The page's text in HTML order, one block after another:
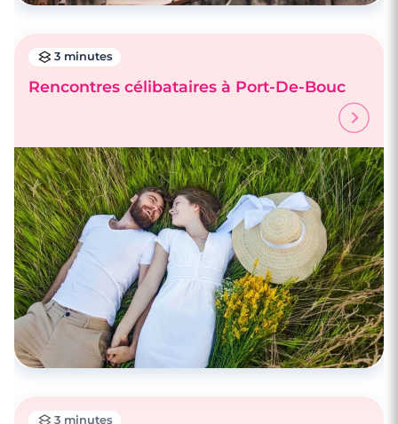
4 minutes
Rencontrez des célibataires à Aix-en-
Provence
3 minutes
Rencontres célibataires à Port-De-Bouc
3 minutes